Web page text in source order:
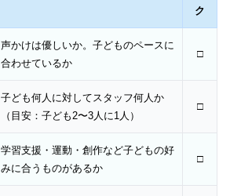
ク
声かけは優しいか。子どものペースに
合わせているか
□
子ども何人に対してスタッフ何人か
（目安：子ども2〜3人に1人）
□
学習支援・運動・創作など子どもの好
みに合うものがあるか
□